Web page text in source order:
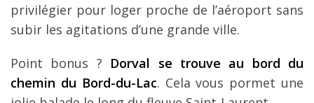
privilégier pour loger proche de l’aéroport sans
subir les agitations d’une grande ville.
Point bonus ? Dorval se trouve au bord du
chemin du Bord-du-Lac. Cela vous pormet une